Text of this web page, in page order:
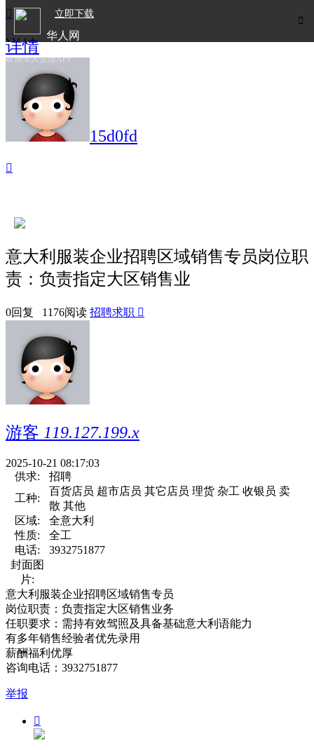

立即下载
华人网
欧洲华人生活APP

详情
15d0fd

意大利服装企业招聘区域销售专员岗位职
责：负责指定大区销售业
0回复 1176阅读 招聘求职 
游客 119.127.199.x
2025-10-21 08:17:03
供求:
招聘
工种:
百货店员 超市店员 其它店员 理货 杂工 收银员 卖
散 其他
区域:
全意大利
性质:
全工
电话:
3932751877
封面图
片:
意大利服装企业招聘区域销售专员
岗位职责：负责指定大区销售业务
任职要求：需持有效驾照及具备基础意大利语能力
有多年销售经验者优先录用
薪酬福利优厚
咨询电话：3932751877
举报
